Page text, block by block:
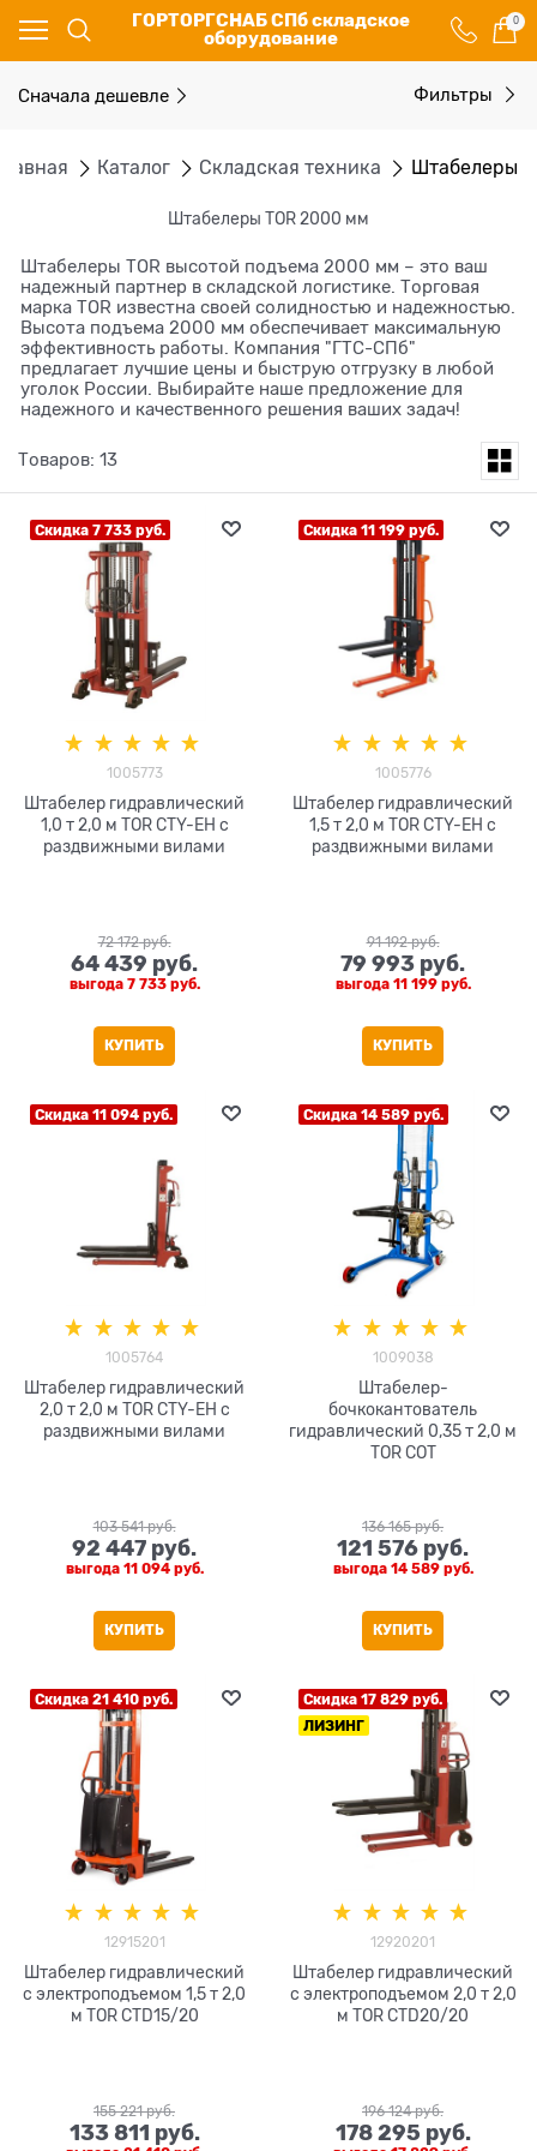
ГОРТОРГСНАБ СПб складское
оборудование
0
Каталог Складская техника Штабелеры
Штабелеры TOR 2000 мм
Штабелеры TOR высотой подъема 2000 мм – это ваш
надежный партнер в складской логистике. Торговая
марка TOR известна своей солидностью и надежностью.
Высота подъема 2000 мм обеспечивает максимальную
эффективность работы. Компания "ГТС-СПб"
предлагает лучшие цены и быструю отгрузку в любой
уголок России. Выбирайте наше предложение для
надежного и качественного решения ваших задач!
Сначала дешевле Фильтры
Товаров: 13
Скидка 7 733 руб.
1005773
Штабелер гидравлический
1,0 т 2,0 м TOR CTY-EH с
раздвижными вилами
72 172 руб.
64 439 руб.
выгода 7 733 руб.
КУПИТЬ
Скидка 11 199 руб.
1005776
Штабелер гидравлический
1,5 т 2,0 м TOR CTY-EH с
раздвижными вилами
91 192 руб.
79 993 руб.
выгода 11 199 руб.
КУПИТЬ
Скидка 11 094 руб.
1005764
Штабелер гидравлический
2,0 т 2,0 м TOR CTY-EH с
раздвижными вилами
103 541 руб.
92 447 руб.
выгода 11 094 руб.
КУПИТЬ
Скидка 14 589 руб.
1009038
Штабелер-
бочкокантователь
гидравлический 0,35 т 2,0 м
TOR COT
136 165 руб.
121 576 руб.
выгода 14 589 руб.
КУПИТЬ
Скидка 21 410 руб.
12915201
Штабелер гидравлический
с электроподъемом 1,5 т 2,0
м TOR CTD15/20
155 221 руб.
133 811 руб.
Скидка 17 829 руб.
ЛИЗИНГ
12920201
Штабелер гидравлический
с электроподъемом 2,0 т 2,0
м TOR CTD20/20
196 124 руб.
178 295 руб.